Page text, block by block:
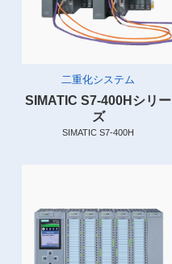
二重化システム
SIMATIC S7-400Hシリー
ズ
SIMATIC S7-400H